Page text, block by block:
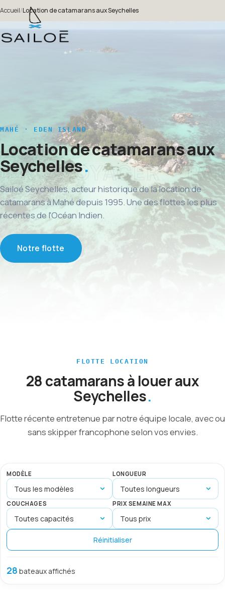
Accueil/Location de catamarans aux Seychelles
MAHÉ · EDEN ISLAND
Location de catamarans aux
Seychelles
Sailoé Seychelles, acteur historique de la location de
catamarans à Mahé depuis 1995. Une des flottes les plus
récentes de l'Océan Indien.
Notre flotte
FLOTTE LOCATION
28 catamarans à louer aux
Seychelles
Flotte récente entretenue par notre équipe locale, avec ou
sans skipper francophone selon vos envies.
MODÈLE LONGUEUR
COUCHAGES PRIX SEMAINE MAX
Réinitialiser
28 bateaux affichés